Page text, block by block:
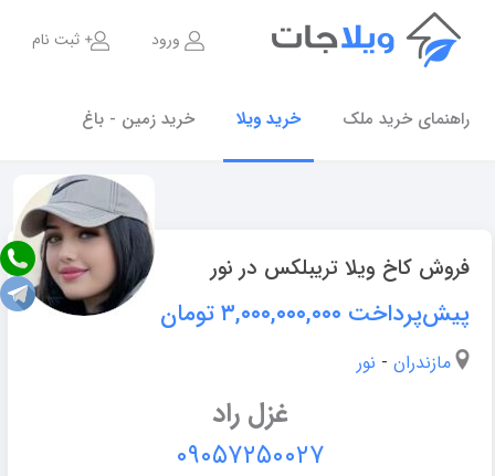
راهنمای خرید ملک خرید ویلا خرید زمین - باغ
ورود ثبت نام
فروش کاخ ویلا تریبلکس در نور
پیش‌پرداخت ۳,۰۰۰,۰۰۰,۰۰۰ تومان
مازندران - نور
غزل راد
۰۹۰۵۷۲۵۰۰۲۷